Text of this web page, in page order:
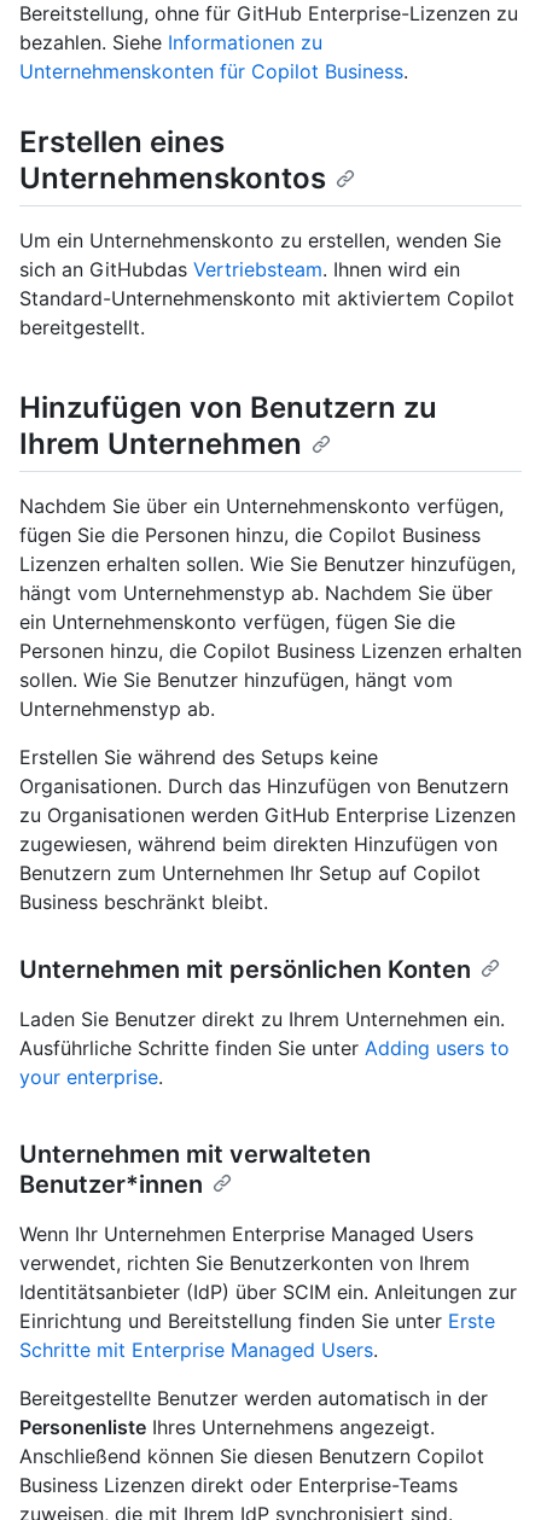
Bereitstellung, ohne für GitHub Enterprise-Lizenzen zu
bezahlen. Siehe Informationen zu
Unternehmenskonten für Copilot Business.
Erstellen eines
Unternehmenskontos
Um ein Unternehmenskonto zu erstellen, wenden Sie
sich an GitHubdas Vertriebsteam. Ihnen wird ein
Standard-Unternehmenskonto mit aktiviertem Copilot
bereitgestellt.
Hinzufügen von Benutzern zu
Ihrem Unternehmen
Nachdem Sie über ein Unternehmenskonto verfügen,
fügen Sie die Personen hinzu, die Copilot Business
Lizenzen erhalten sollen. Wie Sie Benutzer hinzufügen,
hängt vom Unternehmenstyp ab. Nachdem Sie über
ein Unternehmenskonto verfügen, fügen Sie die
Personen hinzu, die Copilot Business Lizenzen erhalten
sollen. Wie Sie Benutzer hinzufügen, hängt vom
Unternehmenstyp ab.
Erstellen Sie während des Setups keine
Organisationen. Durch das Hinzufügen von Benutzern
zu Organisationen werden GitHub Enterprise Lizenzen
zugewiesen, während beim direkten Hinzufügen von
Benutzern zum Unternehmen Ihr Setup auf Copilot
Business beschränkt bleibt.
Unternehmen mit persönlichen Konten
Laden Sie Benutzer direkt zu Ihrem Unternehmen ein.
Ausführliche Schritte finden Sie unter Adding users to
your enterprise.
Unternehmen mit verwalteten
Benutzer*innen
Wenn Ihr Unternehmen Enterprise Managed Users
verwendet, richten Sie Benutzerkonten von Ihrem
Identitätsanbieter (IdP) über SCIM ein. Anleitungen zur
Einrichtung und Bereitstellung finden Sie unter Erste
Schritte mit Enterprise Managed Users.
Bereitgestellte Benutzer werden automatisch in der
Personenliste Ihres Unternehmens angezeigt.
Anschließend können Sie diesen Benutzern Copilot
Business Lizenzen direkt oder Enterprise-Teams
zuweisen, die mit Ihrem IdP synchronisiert sind.